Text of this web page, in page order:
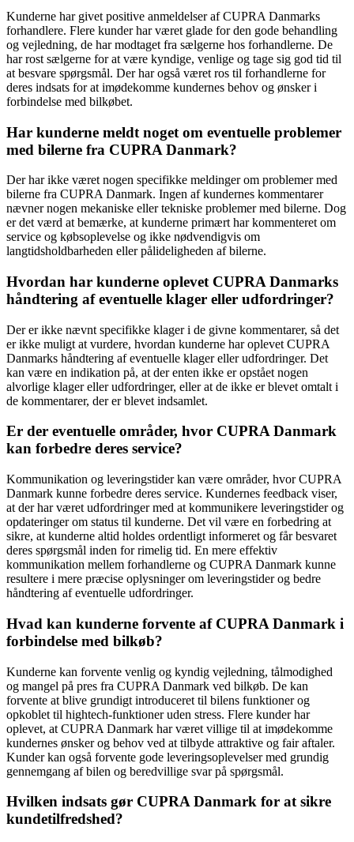
Kunderne har givet positive anmeldelser af CUPRA Danmarks
forhandlere. Flere kunder har været glade for den gode behandling
og vejledning, de har modtaget fra sælgerne hos forhandlerne. De
har rost sælgerne for at være kyndige, venlige og tage sig god tid til
at besvare spørgsmål. Der har også været ros til forhandlerne for
deres indsats for at imødekomme kundernes behov og ønsker i
forbindelse med bilkøbet.
Har kunderne meldt noget om eventuelle problemer
med bilerne fra CUPRA Danmark?
Der har ikke været nogen specifikke meldinger om problemer med
bilerne fra CUPRA Danmark. Ingen af kundernes kommentarer
nævner nogen mekaniske eller tekniske problemer med bilerne. Dog
er det værd at bemærke, at kunderne primært har kommenteret om
service og købsoplevelse og ikke nødvendigvis om
langtidsholdbarheden eller pålideligheden af bilerne.
Hvordan har kunderne oplevet CUPRA Danmarks
håndtering af eventuelle klager eller udfordringer?
Der er ikke nævnt specifikke klager i de givne kommentarer, så det
er ikke muligt at vurdere, hvordan kunderne har oplevet CUPRA
Danmarks håndtering af eventuelle klager eller udfordringer. Det
kan være en indikation på, at der enten ikke er opstået nogen
alvorlige klager eller udfordringer, eller at de ikke er blevet omtalt i
de kommentarer, der er blevet indsamlet.
Er der eventuelle områder, hvor CUPRA Danmark
kan forbedre deres service?
Kommunikation og leveringstider kan være områder, hvor CUPRA
Danmark kunne forbedre deres service. Kundernes feedback viser,
at der har været udfordringer med at kommunikere leveringstider og
opdateringer om status til kunderne. Det vil være en forbedring at
sikre, at kunderne altid holdes ordentligt informeret og får besvaret
deres spørgsmål inden for rimelig tid. En mere effektiv
kommunikation mellem forhandlerne og CUPRA Danmark kunne
resultere i mere præcise oplysninger om leveringstider og bedre
håndtering af eventuelle udfordringer.
Hvad kan kunderne forvente af CUPRA Danmark i
forbindelse med bilkøb?
Kunderne kan forvente venlig og kyndig vejledning, tålmodighed
og mangel på pres fra CUPRA Danmark ved bilkøb. De kan
forvente at blive grundigt introduceret til bilens funktioner og
opkoblet til hightech-funktioner uden stress. Flere kunder har
oplevet, at CUPRA Danmark har været villige til at imødekomme
kundernes ønsker og behov ved at tilbyde attraktive og fair aftaler.
Kunder kan også forvente gode leveringsoplevelser med grundig
gennemgang af bilen og beredvillige svar på spørgsmål.
Hvilken indsats gør CUPRA Danmark for at sikre
kundetilfredshed?